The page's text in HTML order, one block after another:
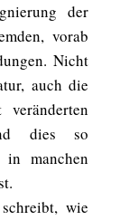
der
vorab
Nicht
auch die
dies so
in manchen
wie